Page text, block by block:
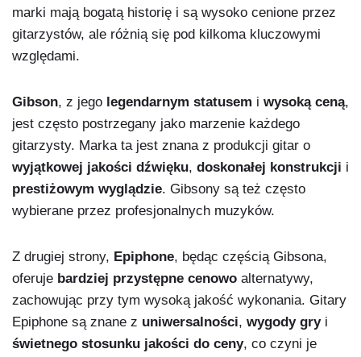
marki mają bogatą historię i są wysoko cenione przez
gitarzystów, ale różnią się pod kilkoma kluczowymi
względami.
Gibson, z jego legendarnym statusem i wysoką ceną,
jest często postrzegany jako marzenie każdego
gitarzysty. Marka ta jest znana z produkcji gitar o
wyjątkowej jakości dźwięku, doskonałej konstrukcji i
prestiżowym wyglądzie. Gibsony są też często
wybierane przez profesjonalnych muzyków.
Z drugiej strony, Epiphone, będąc częścią Gibsona,
oferuje bardziej przystępne cenowo alternatywy,
zachowując przy tym wysoką jakość wykonania. Gitary
Epiphone są znane z uniwersalności, wygody gryi
świetnego stosunku jakości do ceny, co czyni je